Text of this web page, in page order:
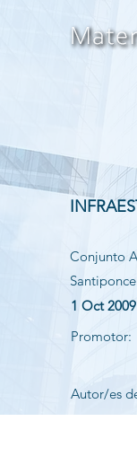
Conjunto
1 Oct 2009
Promotor:
Autor/es